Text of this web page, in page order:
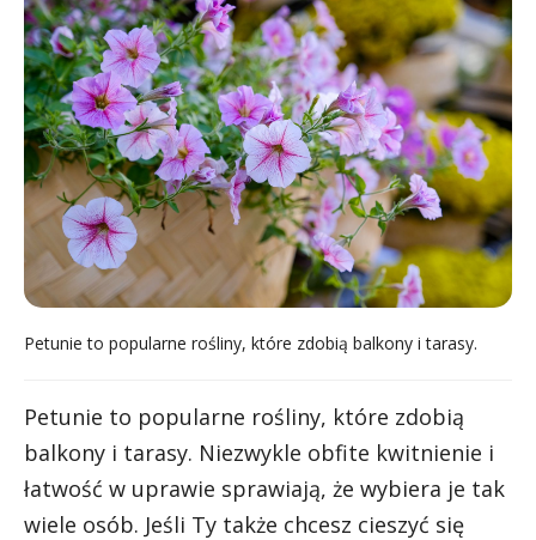
Petunie to popularne rośliny, które zdobią balkony i tarasy.
Petunie to popularne rośliny, które zdobią
balkony i tarasy. Niezwykle obfite kwitnienie i
łatwość w uprawie sprawiają, że wybiera je tak
wiele osób. Jeśli Ty także chcesz cieszyć się